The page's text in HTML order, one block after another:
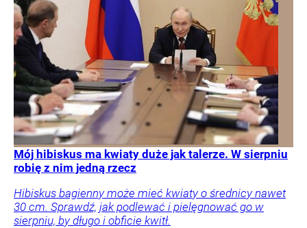
Mój hibiskus ma kwiaty duże jak talerze. W sierpniu
robię z nim jedną rzecz
Hibiskus bagienny może mieć kwiaty o średnicy nawet
30 cm. Sprawdź, jak podlewać i pielęgnować go w
sierpniu, by długo i obficie kwitł.